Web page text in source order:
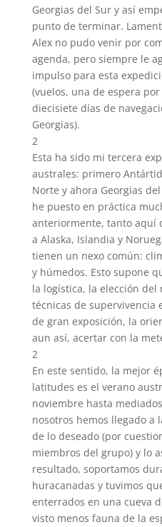
Georgias del Sur y así
punto de terminar.
Alex no pudo venir por
agenda, pero siempre le
impulso para esta
(vuelos, una de espera
diecisiete días de
Georgias).
2
Esta ha sido mi tercera
australes: primero
Norte y ahora Georgias
he puesto en práctica
anteriormente, tanto aquí
a Alaska, Islandia y
tienen un nexo común:
y húmedos. Esto supone
la logística, la elección
técnicas de supervivencia
de gran exposición, la
aun así, acertar con la
2
En este sentido, la mejor
latitudes es el verano
noviembre hasta
nosotros hemos llegado a
de lo deseado (por
miembros del grupo) y lo
resultado, soportamos
huracanadas y tuvimos
enterrados en una cueva
visto menos fauna de la